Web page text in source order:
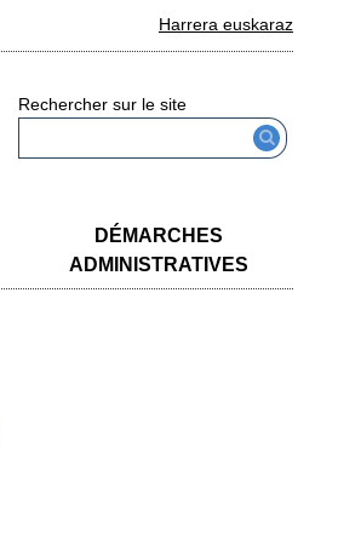
Harrera euskaraz
Rechercher sur le site
DÉMARCHES
ADMINISTRATIVES